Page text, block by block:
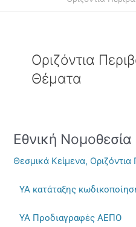
Οριζόντια
Θέματα
Εθνική Νομοθεσία
Θεσμικά Κείμενα,
ΥΑ κατάταξης
ΥΑ Προδιαγραφές ΑΕΠΟ
Εθνική
Νομοθεσία